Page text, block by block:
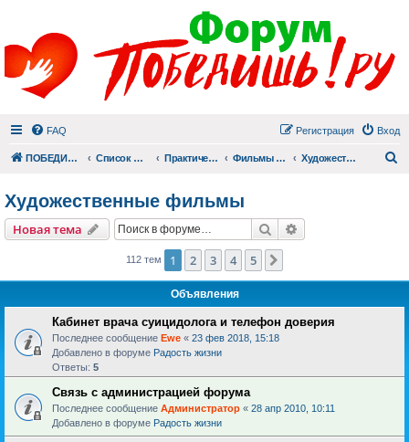
FAQ Вход
Регистрация
ПОБЕДИШЬ.РУ Список форумов Практический раздел Фильмы для души Художественные фильмы
Художественные фильмы
Новая тема Поиск
112 тем 1 2 3 4 5
Объявления
Кабинет врача суицидолога и телефон доверия
Последнее сообщение Ewe « 23 фев 2018, 15:18
Добавлено в форуме Радость жизни
Ответы: 5
Связь с администрацией форума
Последнее сообщение Администратор « 28 апр 2010, 10:11
Добавлено в форуме Радость жизни